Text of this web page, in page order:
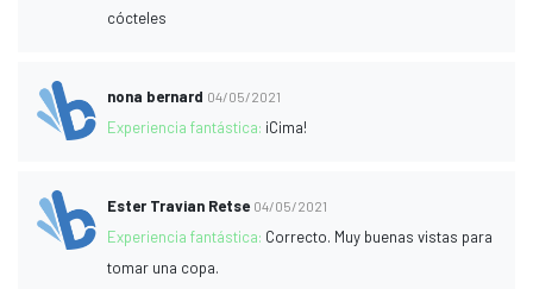
cócteles
nona bernard 04/05/2021
Experiencia fantástica: ¡Cima!
Ester Travian Retse 04/05/2021
Experiencia fantástica: Correcto. Muy buenas vistas para
tomar una copa.